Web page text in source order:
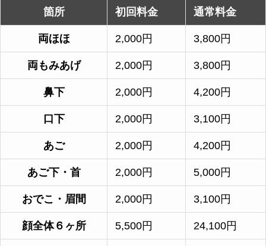
箇所 初回料金 通常料金
両ほほ 2,000円 3,800円
両もみあげ 2,000円 3,800円
鼻下 2,000円 4,200円
口下 2,000円 3,100円
あご 2,000円 4,200円
あご下・首 2,000円 5,000円
おでこ・眉間 2,000円 3,100円
顔全体６ヶ所 5,500円 24,100円